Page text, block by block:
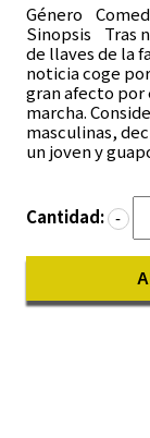
Género
Sinopsis Tras
de llaves de la
noticia coge
gran afecto por
marcha.
masculinas,
un joven y
Cantidad: -